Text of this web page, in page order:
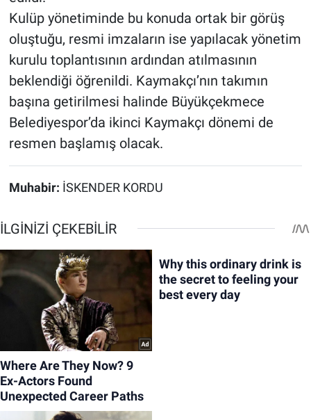
Kulüp yönetiminde bu konuda ortak bir görüş
oluştuğu, resmi imzaların ise yapılacak yönetim
kurulu toplantısının ardından atılmasının
beklendiği öğrenildi. Kaymakçı’nın takımın
başına getirilmesi halinde Büyükçekmece
Belediyespor’da ikinci Kaymakçı dönemi de
resmen başlamış olacak.
Muhabir: İSKENDER KORDU